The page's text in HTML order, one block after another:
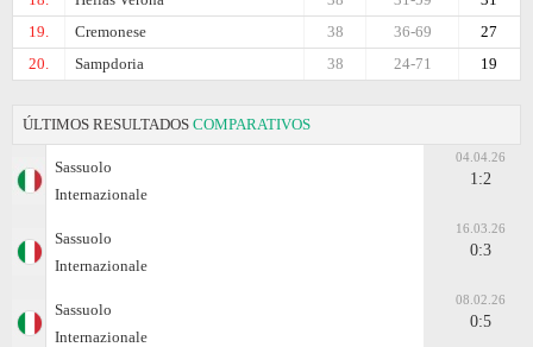
19.
Cremonese 27
36-69
38
20.
Sampdoria 19
24-71
38
ÚLTIMOS RESULTADOS COMPARATIVOS
Sassuolo
Internazionale
04.04.26
1:2
Sassuolo
Internazionale
16.03.26
0:3
Sassuolo
Internazionale
08.02.26
0:5